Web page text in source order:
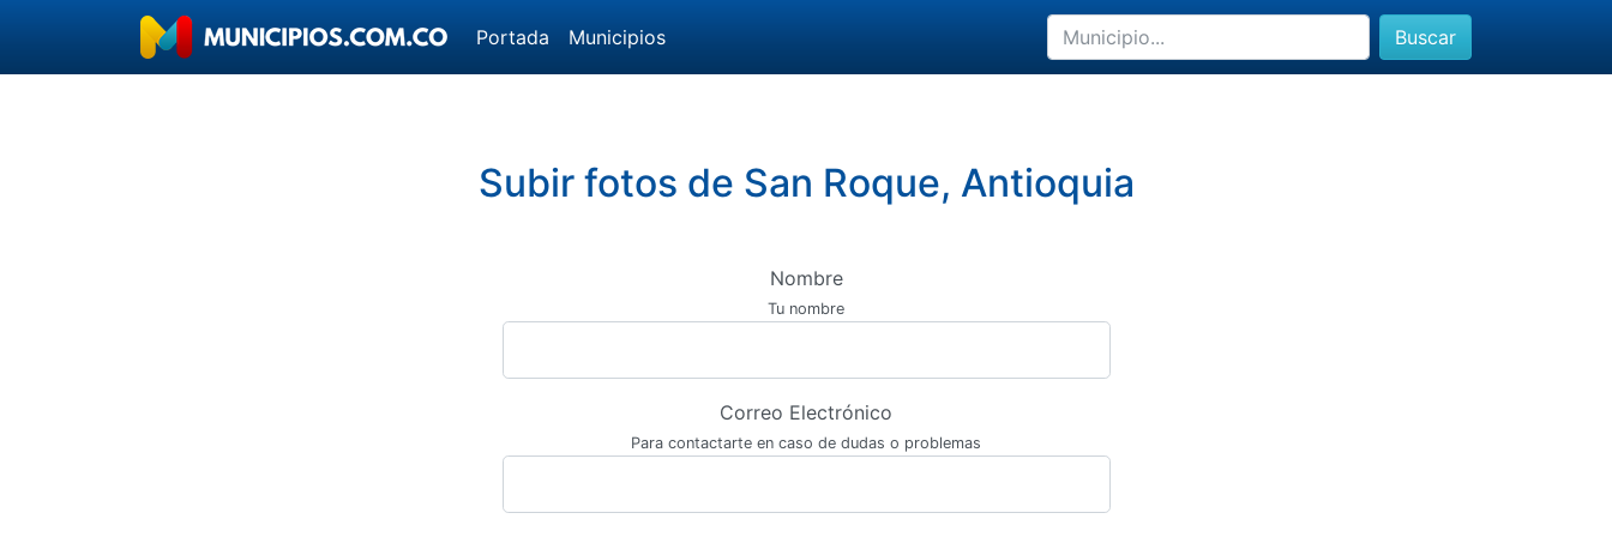
Portada Municipios Buscar
Subir fotos de San Roque, Antioquia
Nombre
Tu nombre
Correo Electrónico
Para contactarte en caso de dudas o problemas